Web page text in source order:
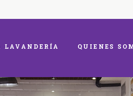
LAVANDERÍA QUIENES